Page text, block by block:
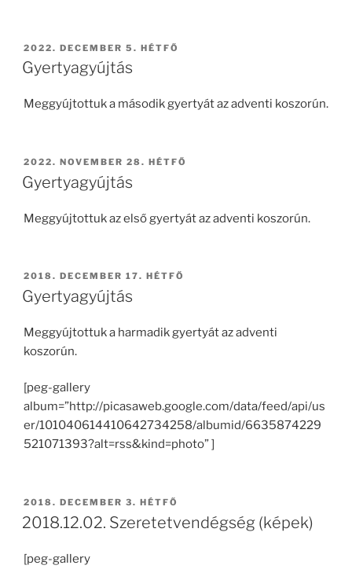
BEKÜLDVE:
2022. DECEMBER 5. HÉTFŐ
Gyertyagyújtás
Meggyújtottuk a második gyertyát az adventi koszorún.
BEKÜLDVE:
2022. NOVEMBER 28. HÉTFŐ
Gyertyagyújtás
Meggyújtottuk az első gyertyát az adventi koszorún.
BEKÜLDVE:
2018. DECEMBER 17. HÉTFŐ
Gyertyagyújtás
Meggyújtottuk a harmadik gyertyát az adventi
koszorún.
[peg-gallery
album=”http://picasaweb.google.com/data/feed/api/us
er/101040614410642734258/albumid/6635874229
521071393?alt=rss&kind=photo” ]
BEKÜLDVE:
2018. DECEMBER 3. HÉTFŐ
2018.12.02. Szeretetvendégség (képek)
[peg-gallery